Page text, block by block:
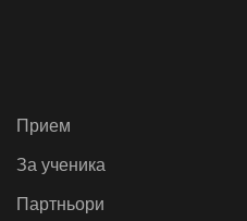
Прием
За ученика
Партньори